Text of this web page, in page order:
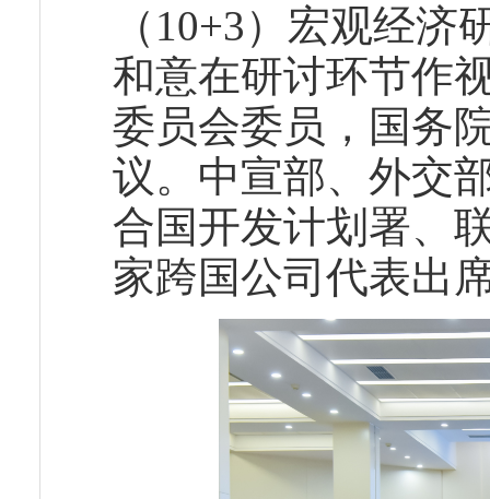
（10+3）宏观经
和意在研讨环节作
委员会委员，国务
议。中宣部、外交
合国开发计划署、
家跨国公司代表出